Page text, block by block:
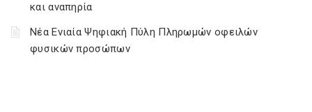
και αναπηρία
Νέα Ενιαία Ψηφιακή Πύλη Πληρωμών οφειλών
φυσικών προσώπων